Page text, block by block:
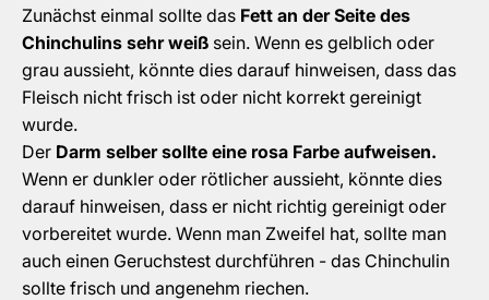
Zunächst einmal sollte das Fett an der Seite des
Chinchulins sehr weiß sein. Wenn es gelblich oder
grau aussieht, könnte dies darauf hinweisen, dass das
Fleisch nicht frisch ist oder nicht korrekt gereinigt
wurde.
Der Darm selber sollte eine rosa Farbe aufweisen.
Wenn er dunkler oder rötlicher aussieht, könnte dies
darauf hinweisen, dass er nicht richtig gereinigt oder
vorbereitet wurde. Wenn man Zweifel hat, sollte man
auch einen Geruchstest durchführen - das Chinchulin
sollte frisch und angenehm riechen.